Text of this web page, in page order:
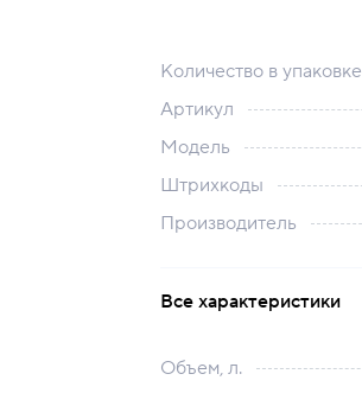
Количество в упаковке
Артикул
Модель
Штрихкоды
Производитель
Все характеристики
Объем, л.